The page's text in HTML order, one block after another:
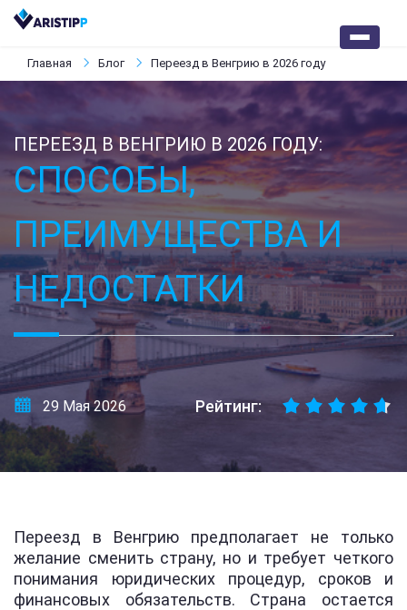
Главная Блог Переезд в Венгрию в 2026 году
ПЕРЕЕЗД В ВЕНГРИЮ В 2026 ГОДУ:
СПОСОБЫ,
ПРЕИМУЩЕСТВА И
НЕДОСТАТКИ
29 Мая 2026 Рейтинг:
Переезд в Венгрию предполагает не только
желание сменить страну, но и требует четкого
понимания юридических процедур, сроков и
финансовых обязательств. Страна остается